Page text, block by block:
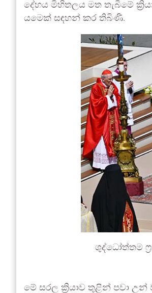
දේහය මිහිතලය මත තැබීමේ
යමෙක් සඳහන් කර තිබිණි.
ශුද්ධෝත්තම
මේ සරල ක්‍රියාව තුළින් පවා